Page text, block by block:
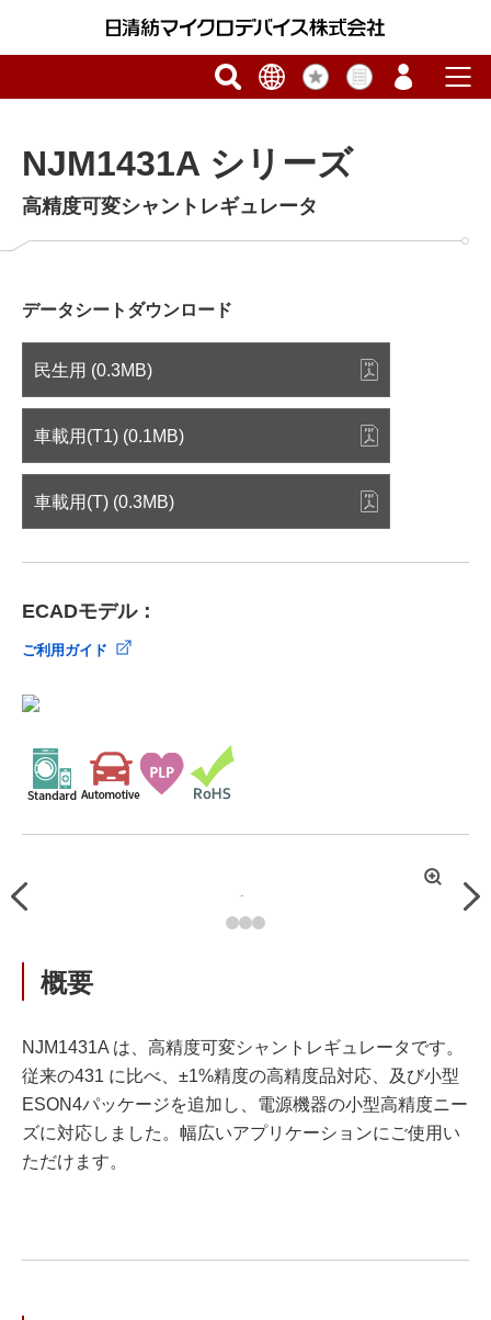
NJM1431A シリーズ
高精度可変シャントレギュレータ
データシートダウンロード
民生用 (0.3MB)
車載用(T1) (0.1MB)
車載用(T) (0.3MB)
ECADモデル：
ご利用ガイド
Previous
拡
概要
NJM1431A は、高精度可変シャントレギュレータです。
従来の431 に比べ、±1%精度の高精度品対応、及び小型
ESON4パッケージを追加し、電源機器の小型高精度ニー
ズに対応しました。幅広いアプリケーションにご使用い
ただけます。